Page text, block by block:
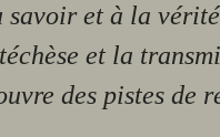
savoir et à la
et la
des pistes de